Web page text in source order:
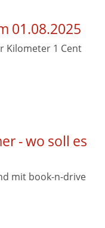
01.08.2025
Kilometer 1 Cent
- wo soll es
mit book-n-drive